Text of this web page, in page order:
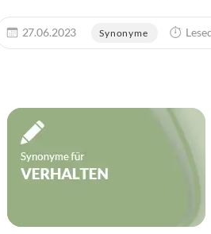
27.06.2023 Synonyme